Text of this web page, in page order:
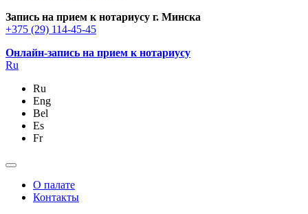
Запись на прием к нотариусу г. Минска
+375 (29) 114-45-45
Онлайн-запись на прием к нотариусу
Ru
Ru
Eng
Bel
Es
Fr
О палате
Контакты